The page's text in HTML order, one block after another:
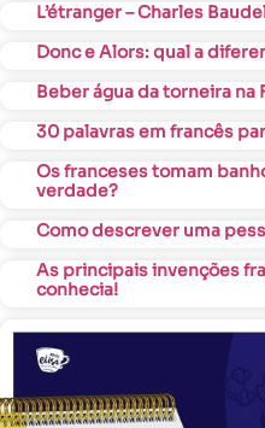
L’étranger – Charles
Donc e Alors: qual a
Beber água da torneira na
30 palavras em francês
Os franceses tomam
verdade?
Como descrever uma
As principais invenções
conhecia!